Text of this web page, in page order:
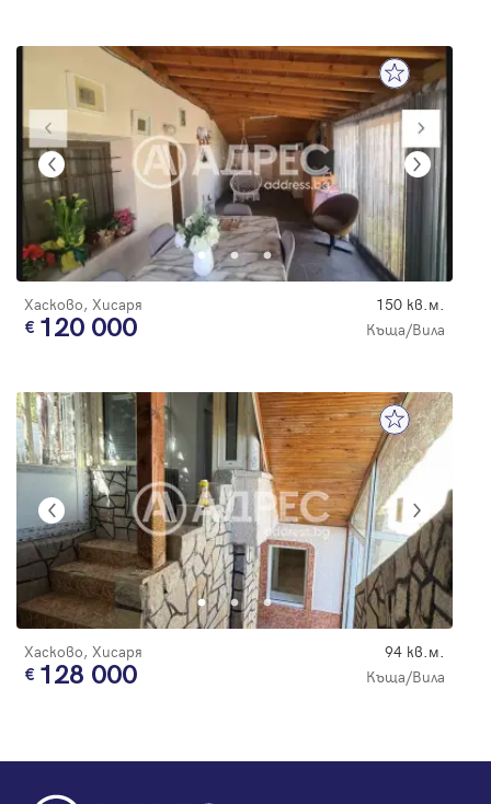
Хасково, Хисаря 150 кв.м.
120 000 Къща/Вила
Хасково, Хисаря 94 кв.м.
128 000 Къща/Вила